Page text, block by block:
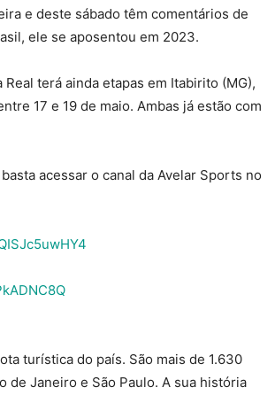
e deste sábado têm comentários de
ele se aposentou em 2023.
terá ainda etapas em Itabirito (MG),
17 e 19 de maio. Ambas já estão com
acessar o canal da Avelar Sports no
turística do país. São mais de 1.630
de Janeiro e São Paulo. A sua história